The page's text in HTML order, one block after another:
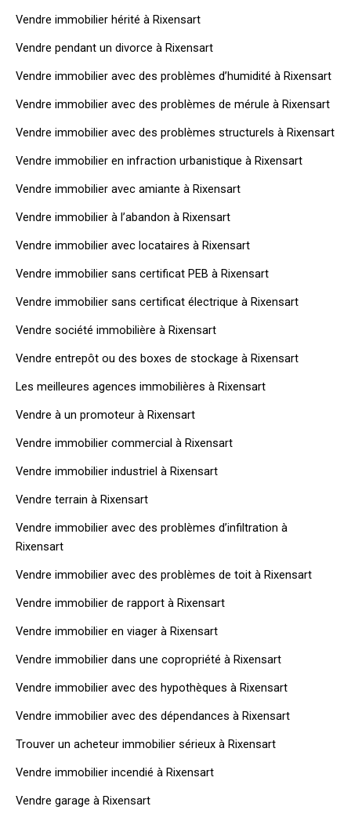
Vendre immobilier hérité à Rixensart
Vendre pendant un divorce à Rixensart
Vendre immobilier avec des problèmes d’humidité à Rixensart
Vendre immobilier avec des problèmes de mérule à Rixensart
Vendre immobilier avec des problèmes structurels à Rixensart
Vendre immobilier en infraction urbanistique à Rixensart
Vendre immobilier avec amiante à Rixensart
Vendre immobilier à l’abandon à Rixensart
Vendre immobilier avec locataires à Rixensart
Vendre immobilier sans certificat PEB à Rixensart
Vendre immobilier sans certificat électrique à Rixensart
Vendre société immobilière à Rixensart
Vendre entrepôt ou des boxes de stockage à Rixensart
Les meilleures agences immobilières à Rixensart
Vendre à un promoteur à Rixensart
Vendre immobilier commercial à Rixensart
Vendre immobilier industriel à Rixensart
Vendre terrain à Rixensart
Vendre immobilier avec des problèmes d’infiltration à
Rixensart
Vendre immobilier avec des problèmes de toit à Rixensart
Vendre immobilier de rapport à Rixensart
Vendre immobilier en viager à Rixensart
Vendre immobilier dans une copropriété à Rixensart
Vendre immobilier avec des hypothèques à Rixensart
Vendre immobilier avec des dépendances à Rixensart
Trouver un acheteur immobilier sérieux à Rixensart
Vendre immobilier incendié à Rixensart
Vendre garage à Rixensart